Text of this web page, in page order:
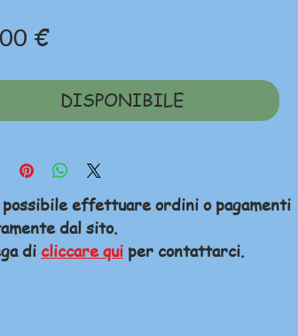
€Prezzo
DISPONIBILE
possibile effettuare ordini o pagamenti
dal sito.
di cliccare qui per contattarci.